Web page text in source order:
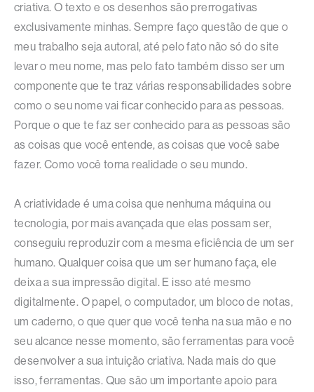
criativa. O texto e os desenhos são prerrogativas
exclusivamente minhas. Sempre faço questão de que o
meu trabalho seja autoral, até pelo fato não só do site
levar o meu nome, mas pelo fato também disso ser um
componente que te traz várias responsabilidades sobre
como o seu nome vai ficar conhecido para as pessoas.
Porque o que te faz ser conhecido para as pessoas são
as coisas que você entende, as coisas que você sabe
fazer. Como você torna realidade o seu mundo.
A criatividade é uma coisa que nenhuma máquina ou
tecnologia, por mais avançada que elas possam ser,
conseguiu reproduzir com a mesma eficiência de um ser
humano. Qualquer coisa que um ser humano faça, ele
deixa a sua impressão digital. E isso até mesmo
digitalmente. O papel, o computador, um bloco de notas,
um caderno, o que quer que você tenha na sua mão e no
seu alcance nesse momento, são ferramentas para você
desenvolver a sua intuição criativa. Nada mais do que
isso, ferramentas. Que são um importante apoio para